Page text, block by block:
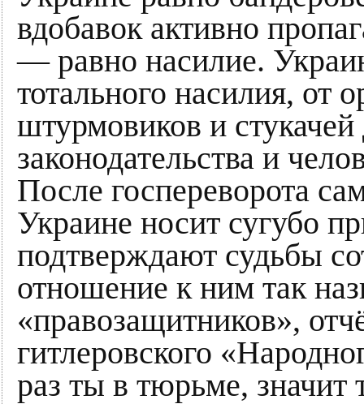
вдобавок активно
— равно насилие.
тотального насилия, от
штурмовиков и
законодательства и
После госпереворота
Украине носит сугубо
подтверждают судьбы
отношение к ним так
«правозащитников»,
гитлеровского
раз ты в тюрьме, значит